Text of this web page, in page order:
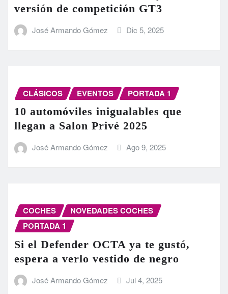
versión de competición GT3
José Armando Gómez Dic 5, 2025
CLÁSICOS EVENTOS PORTADA 1
10 automóviles inigualables que
llegan a Salon Privé 2025
José Armando Gómez Ago 9, 2025
COCHES
NOVEDADES COCHES
PORTADA 1
Si el Defender OCTA ya te gustó,
espera a verlo vestido de negro
José Armando Gómez Jul 4, 2025